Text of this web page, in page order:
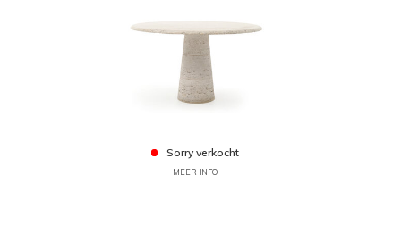
Sorry verkocht
MEER INFO